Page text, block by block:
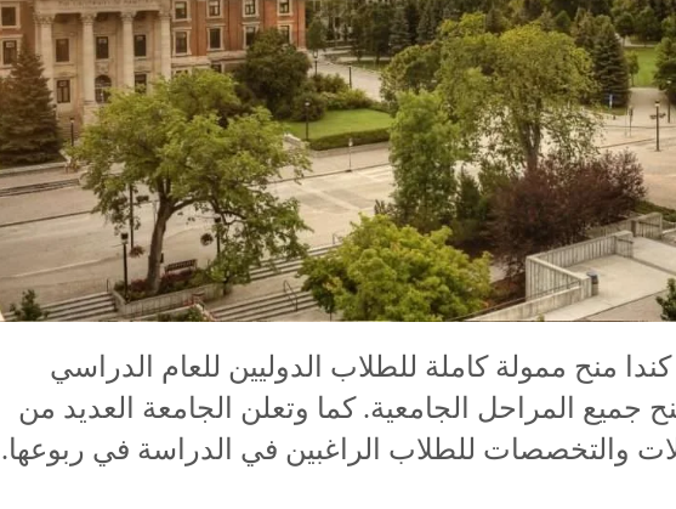
منح ممولة كاملة للطلاب الدوليين للعام الدراسي
المنح جميع المراحل الجامعية. كما وتعلن الجامعة العديد من
والتخصصات للطلاب الراغبين في الدراسة في ربوعها.